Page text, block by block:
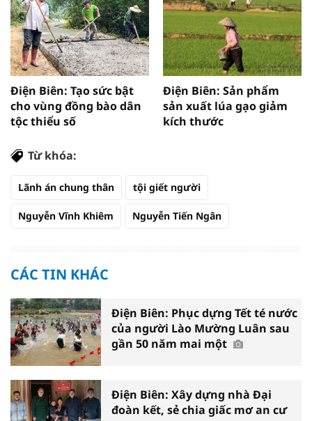
Điện Biên: Tạo sức bật
cho vùng đồng bào dân
tộc thiểu số
Điện Biên: Sản phẩm
sản xuất lúa gạo giảm
kích thước
Từ khóa:
Lãnh án chung thân tội giết người
Nguyễn Vĩnh Khiêm Nguyễn Tiến Ngân
CÁC TIN KHÁC
Điện Biên: Phục dựng Tết té nước
của người Lào Mường Luân sau
gần 50 năm mai một
Điện Biên: Xây dựng nhà Đại
đoàn kết, sẻ chia giấc mơ an cư